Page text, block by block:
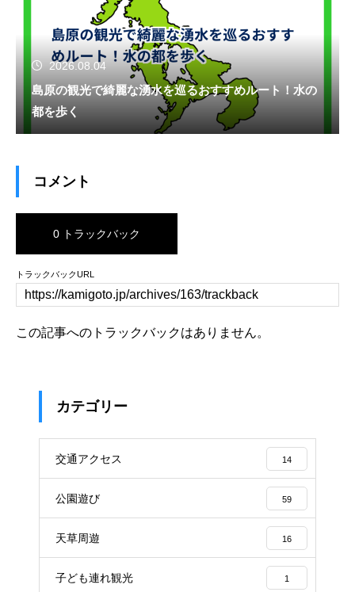
2026.08.04
島原の観光で綺麗な湧水を巡るおすすめルート！水の
都を歩く
コメント
0 トラックバック
トラックバックURL
この記事へのトラックバックはありません。
カテゴリー
交通アクセス 14
公園遊び 59
天草周遊 16
子ども連れ観光 1